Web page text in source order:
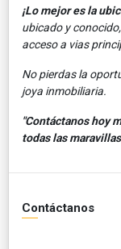
¡Lo mejor es la
ubicado y
acceso a vias
No pierdas la
joya inmobiliaria.
"Contáctanos hoy
todas las
Contáctanos